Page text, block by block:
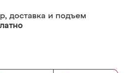
доставка и подъем